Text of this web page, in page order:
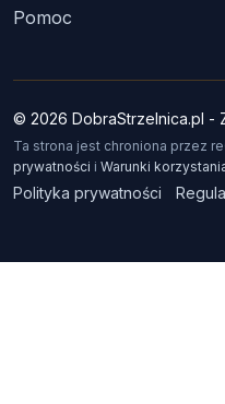
Pomoc
© 2026 DobraStrzelnica.pl -
Ta strona jest chroniona przez
prywatności i Warunki
Polityka prywatności